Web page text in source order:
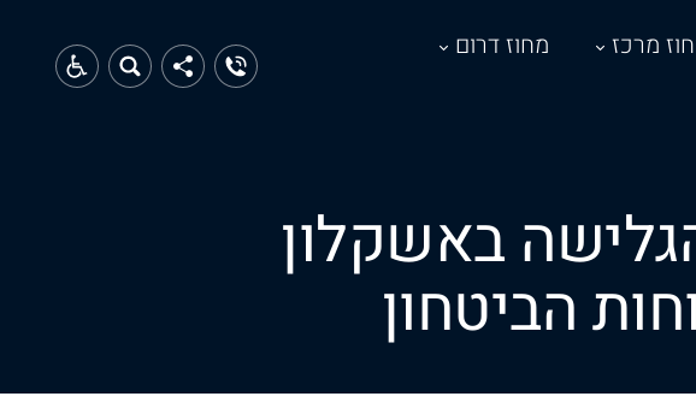
מרכז
מחוז דרום
באשקלון
הביטחון